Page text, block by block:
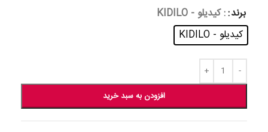
برند : کیدیلو - KIDILO
کیدیلو - KIDILO
افزودن به سبد خرید